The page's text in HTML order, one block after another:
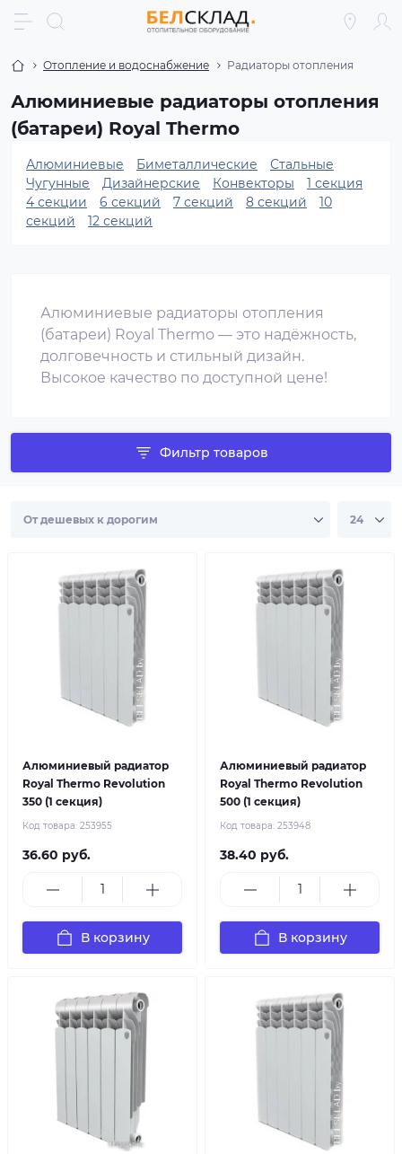
Отопление и водоснабжение Радиаторы отопления
Алюминиевые радиаторы отопления
(батареи) Royal Thermo
Алюминиевые Биметаллические
Стальные
Чугунные
Дизайнерские Конвекторы
1 секция
4 секции
6 секций 7 секций 8 секций
10
секций
12 секций
Алюминиевые радиаторы отопления
(батареи) Royal Thermo — это надёжность,
долговечность и стильный дизайн.
Высокое качество по доступной цене!
Фильтр товаров
Алюминиевый радиатор
Royal Thermo Revolution
350 (1 секция)
Код товара: 253955
36.60 руб.
В корзину
Алюминиевый радиатор
Royal Thermo Revolution
500 (1 секция)
Код товара: 253948
38.40 руб.
В корзину